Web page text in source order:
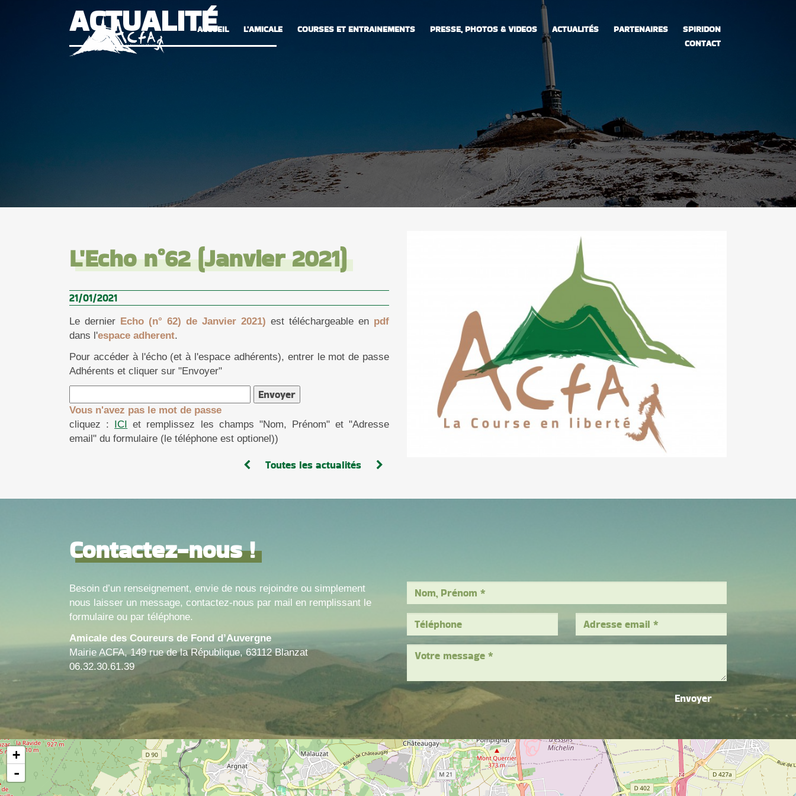
ACCUEIL L'AMICALE COURSES ET ENTRAINEMENTS PRESSE, PHOTOS & VIDEOS ACTUALITÉS PARTENAIRES
SPIRIDON
CONTACT
ACTUALITÉ
L'Echo n°62 (Janvier 2021)
21/01/2021
Le dernier Echo (n° 62) de Janvier 2021) est téléchargeable en pdf
dans l'espace adherent.
Pour accéder à l'écho (et à l'espace adhérents), entrer le mot de passe
Adhérents et cliquer sur "Envoyer"
Vous n'avez pas le mot de passe
cliquez : ICI et remplissez les champs "Nom, Prénom" et "Adresse
email" du formulaire (le téléphone est optionel))
Toutes les actualités
Contactez-nous !
Besoin d’un renseignement, envie de nous rejoindre ou simplement
nous laisser un message, contactez-nous par mail en remplissant le
formulaire ou par téléphone.
Amicale des Coureurs de Fond d’Auvergne
Mairie ACFA, 149 rue de la République, 63112 Blanzat
06.32.30.61.39
Envoyer
+
-